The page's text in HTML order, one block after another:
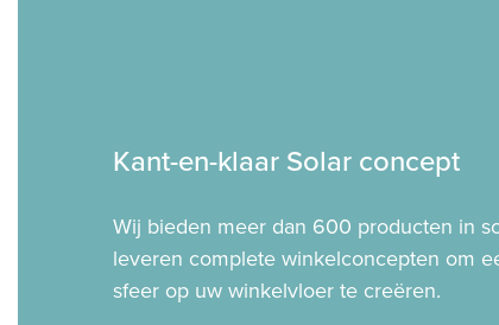
Kant-en-klaar Solar concept
Wij bieden meer dan 600 producten in
leveren complete winkelconcepten om
sfeer op uw winkelvloer te creëren.